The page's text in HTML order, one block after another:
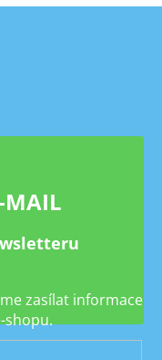
MAIL
zasílat informace
shopu.